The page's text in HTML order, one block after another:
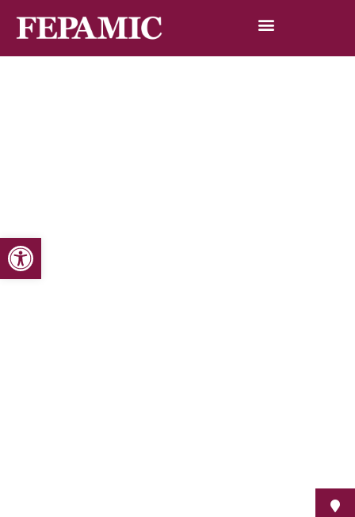
Abrir barra de herramientas
Inicio